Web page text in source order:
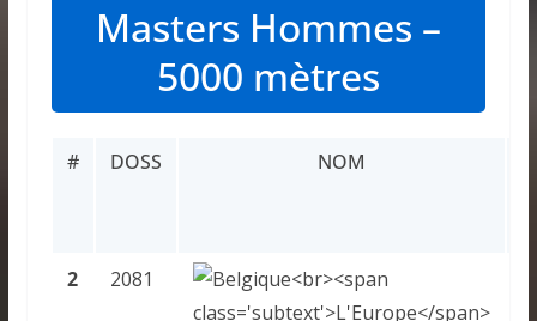
Masters Hommes –
5000 mètres
# DOSS NOM
2 2081